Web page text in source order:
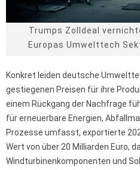
Trumps Zolldeal
Europas Umwelttech
Konkret leiden deutsche
gestiegenen Preisen für ihre
einem Rückgang der Nachfrage
für erneuerbare Energien,
Prozesse umfasst, exportierte
Wert von über 20 Milliarden Euro,
Windturbinenkomponenten und